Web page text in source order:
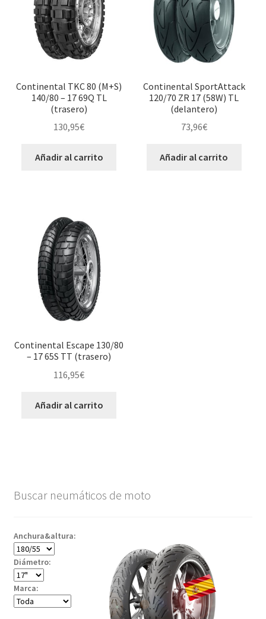
Continental TKC 80 (M+S)
140/80 – 17 69Q TL
(trasero)
130,95€
Añadir al carrito
Continental SportAttack
120/70 ZR 17 (58W) TL
(delantero)
73,96€
Añadir al carrito
Continental Escape 130/80
– 17 65S TT (trasero)
116,95€
Añadir al carrito
Buscar neumáticos de moto
Anchura&altura:
Diámetro:
Marca: